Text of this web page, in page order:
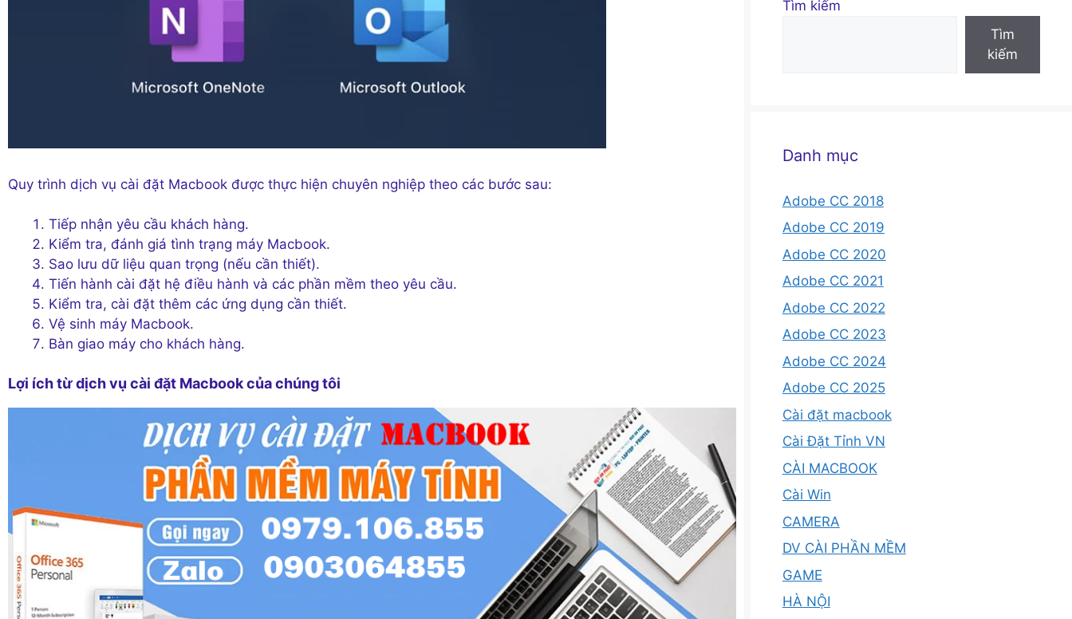
Quy trình dịch vụ cài đặt Macbook được thực hiện chuyên nghiệp theo các bước sau:
Tiếp nhận yêu cầu khách hàng.
Kiểm tra, đánh giá tình trạng máy Macbook.
Sao lưu dữ liệu quan trọng (nếu cần thiết).
Tiến hành cài đặt hệ điều hành và các phần mềm theo yêu cầu.
Kiểm tra, cài đặt thêm các ứng dụng cần thiết.
Vệ sinh máy Macbook.
Bàn giao máy cho khách hàng.
Lợi ích từ dịch vụ cài đặt Macbook của chúng tôi
Tìm kiếm
Tìm
kiếm
Danh mục
Adobe CC 2018
Adobe CC 2019
Adobe CC 2020
Adobe CC 2021
Adobe CC 2022
Adobe CC 2023
Adobe CC 2024
Adobe CC 2025
Cài đặt macbook
Cài Đặt Tỉnh VN
CÀI MACBOOK
Cài Win
CAMERA
DV CÀI PHẦN MỀM
GAME
HÀ NỘI